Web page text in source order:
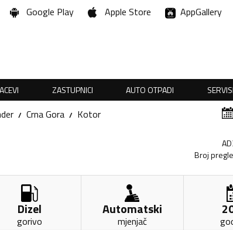
Google Play Apple Store AppGallery
ZASTUPNICI AUTO OTPADI
Crna Gora Kotor
Broj
Dizel
gorivo
Automatski
mjenjač